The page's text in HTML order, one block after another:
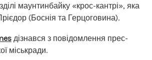
маунтинбайку «крос-кантрі», яка
(Боснія та Герцоговина).
дізнався з повідомлення прес-
міськради.